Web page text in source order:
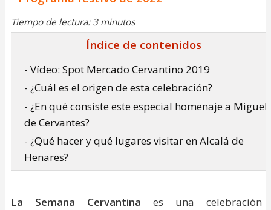
Tiempo de lectura: 3 minutos
Índice de contenidos
- Vídeo: Spot Mercado Cervantino 2019
- ¿Cuál es el origen de esta celebración?
- ¿En qué consiste este especial homenaje a Miguel
de Cervantes?
- ¿Qué hacer y qué lugares visitar en Alcalá de
Henares?
La Semana Cervantina es una celebración